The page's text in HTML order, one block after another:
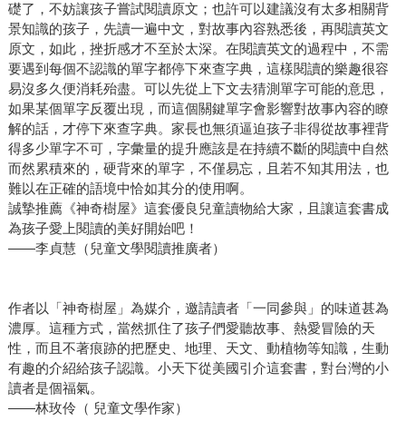
礎了，不妨讓孩子嘗試閱讀原文；也許可以建議沒有太多相關背
景知識的孩子，先讀一遍中文，對故事內容熟悉後，再閱讀英文
原文，如此，挫折感才不至於太深。在閱讀英文的過程中，不需
要遇到每個不認識的單字都停下來查字典，這樣閱讀的樂趣很容
易沒多久便消耗殆盡。可以先從上下文去猜測單字可能的意思，
如果某個單字反覆出現，而這個關鍵單字會影響對故事內容的瞭
解的話，才停下來查字典。家長也無須逼迫孩子非得從故事裡背
得多少單字不可，字彙量的提升應該是在持續不斷的閱讀中自然
而然累積來的，硬背來的單字，不僅易忘，且若不知其用法，也
難以在正確的語境中恰如其分的使用啊。
誠摯推薦《神奇樹屋》這套優良兒童讀物給大家，且讓這套書成
為孩子愛上閱讀的美好開始吧！
——李貞慧（兒童文學閱讀推廣者）
作者以「神奇樹屋」為媒介，邀請讀者「一同參與」的味道甚為
濃厚。這種方式，當然抓住了孩子們愛聽故事、熱愛冒險的天
性，而且不著痕跡的把歷史、地理、天文、動植物等知識，生動
有趣的介紹給孩子認識。小天下從美國引介這套書，對台灣的小
讀者是個福氣。
——林玫伶（ 兒童文學作家）